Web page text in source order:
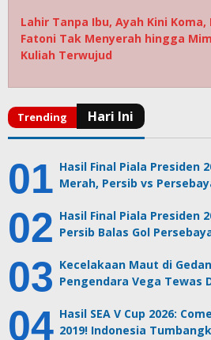
Lahir Tanpa Ibu, Ayah Kini Koma,
Fatoni Tak Menyerah hingga
Kuliah Terwujud
Hasil Final Piala Presiden
Merah, Persib vs
Hasil Final Piala Presiden
Persib Balas Gol
Kecelakaan Maut di
Pengendara Vega Tewas
Hasil SEA V Cup 2026:
2019! Indonesia